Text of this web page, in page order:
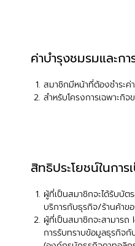
ค่าบำรุงชมรมและ
สมาชิกมีหน้าที่ต้องชำระค่
สำหรับโครงการเฉพาะกิ
สิทธิประโยชน์ในกา
ผู้ที่เป็นสมาชิกจะได้รับบัต
บริการกับธุรกิจ/ร้านค้าข
ผู้ที่เป็นสมาชิกจะสามารถ
การรับทราบข้อมูลธุรกิจ